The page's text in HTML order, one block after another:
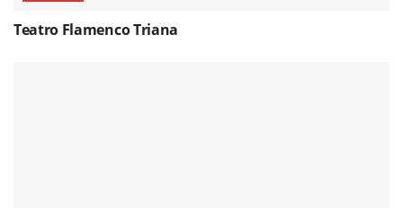
Teatro Flamenco Triana